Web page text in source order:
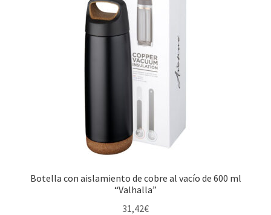
Botella con aislamiento de cobre al vacío de 600 ml
“Valhalla”
31,42€